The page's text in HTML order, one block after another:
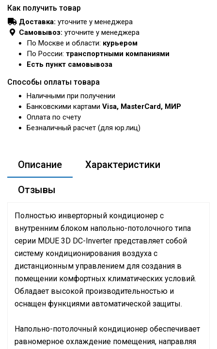
Как получить товар
Доставка: уточните у менеджера
Самовывоз: уточните у менеджера
По Москве и области: курьером
По России: транспортными компаниями
Есть пункт самовывоза
Способы оплаты товара
Наличными при получении
Банковскими картами Visa, MasterCard, МИР
Оплата по счету
Безналичный расчет (для юр.лиц)
Описание Характеристики
Отзывы
Полностью инверторный кондиционер с
внутренним блоком напольно-потолочного типа
серии MDUE 3D DC-Inverter представляет собой
систему кондиционирования воздуха с
дистанционным управлением для создания в
помещении комфортных климатических условий.
Обладает высокой производительностью и
оснащен функциями автоматической защиты.
Напольно-потолочный кондиционер обеспечивает
равномерное охлаждение помещения, направляя